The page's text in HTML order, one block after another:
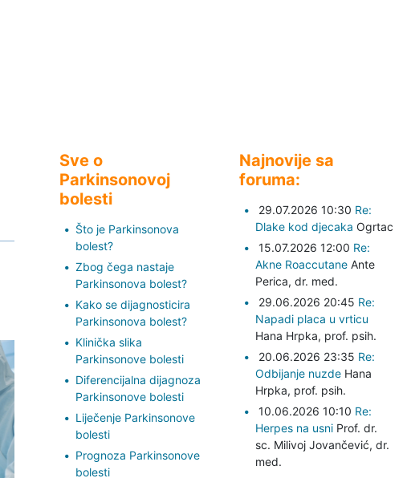
Sve o
Parkinsonovoj
bolesti
Što je Parkinsonova
bolest?
Zbog čega nastaje
Parkinsonova bolest?
Kako se dijagnosticira
Parkinsonova bolest?
Klinička slika
Parkinsonove bolesti
Diferencijalna dijagnoza
Parkinsonove bolesti
Liječenje Parkinsonove
bolesti
Prognoza Parkinsonove
bolesti
Najnovije sa
foruma:
29.07.2026 10:30 Re:
Dlake kod djecaka Ogrtac
15.07.2026 12:00 Re:
Akne Roaccutane Ante
Perica, dr. med.
29.06.2026 20:45 Re:
Napadi placa u vrticu
Hana Hrpka, prof. psih.
20.06.2026 23:35 Re:
Odbijanje nuzde Hana
Hrpka, prof. psih.
10.06.2026 10:10 Re:
Herpes na usni Prof. dr.
sc. Milivoj Jovančević, dr.
med.